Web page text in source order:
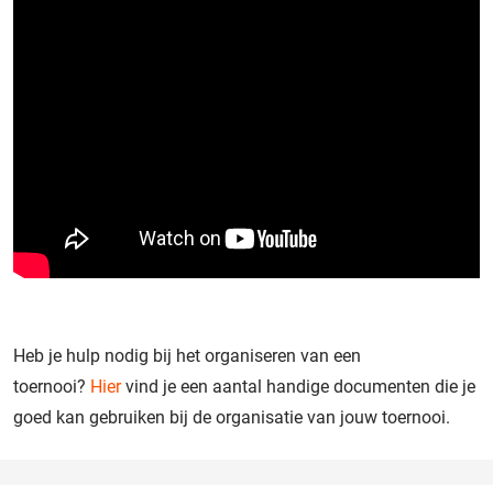
Heb je hulp nodig bij het organiseren van een
toernooi? Hiervind je een aantal handige documenten die je
goed kan gebruiken bij de organisatie van jouw toernooi.